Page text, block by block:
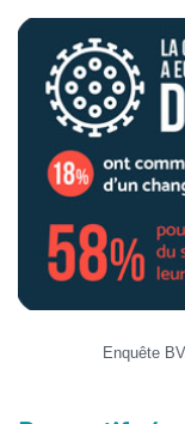
Enquête